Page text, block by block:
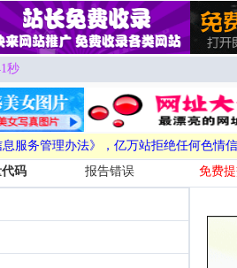
秒
服务管理办法》，亿万站拒绝任何色情
码 报告错误 免费